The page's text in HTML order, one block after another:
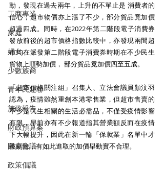
工商專業
家庭
婦女
少數族裔
青年民建聯
施政報告
財政預算案
圓桌會議
政策倡議
動，發現在過去兩年，上升的不單止是 消費者的
信心，超市物價亦上漲了不少，部分貨品竟加價
超過四成。同時，在2022年第二階段電子消費券
發放前後的超市價格指數比較中，亦發現兩間超
市均在派發第二階段電子消費券時期在不少民生
貨物上順勢加價， 部分貨品竟加價四至五成。
「超市價格關注組」召集人、立法會議員顏汶羽
認為，疫情雖然重創本港零售業，但超市售賣的
不少是民生相關的生活必需品，不僅受疫情影響
有限，早前亦有不少報道指其營業額反而在疫情
下大幅提升，因此在新一輪「保就業」名單中才
被剔除，有如此進取的加價舉動實不合理。